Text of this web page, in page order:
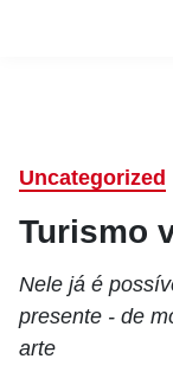
Uncategorized
Turismo
Nele já é
presente - de
arte